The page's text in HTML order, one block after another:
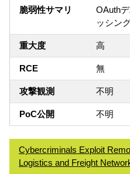
脆弱性サマリ
OAuth
ッシン
重大度 高
RCE 無
攻撃観測 不明
PoC公開 不明
Cybercriminals Exploit
Logistics and Freight